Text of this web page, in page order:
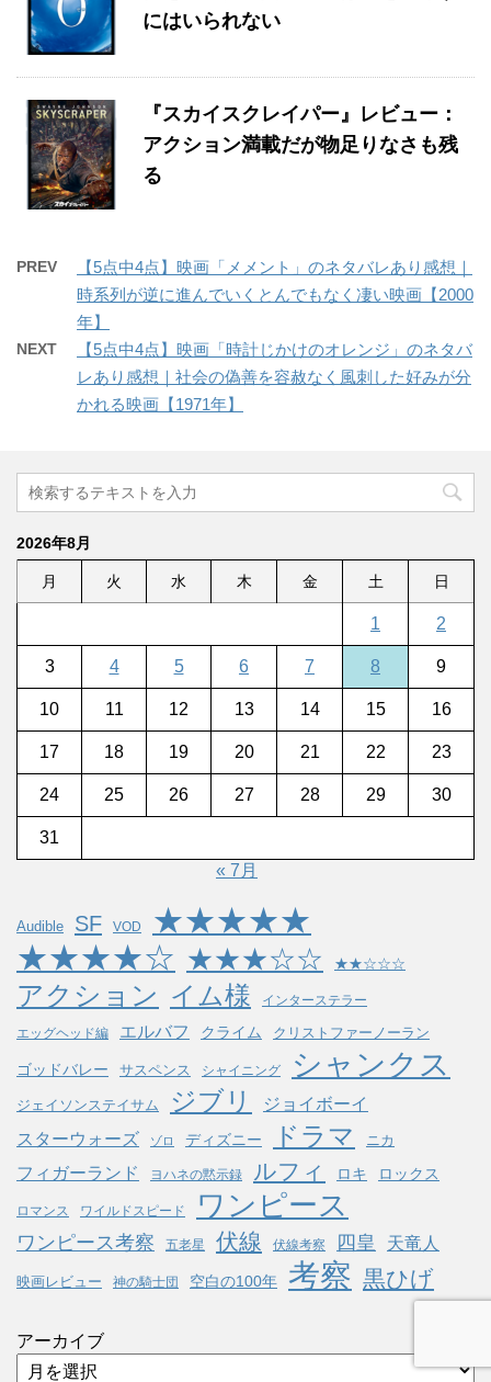
にはいられない
『スカイスクレイパー』レビュー：
アクション満載だが物足りなさも残
る
PREV
【5点中4点】映画「メメント」のネタバレあり感想｜
時系列が逆に進んでいくとんでもなく凄い映画【2000
年】
NEXT
【5点中4点】映画「時計じかけのオレンジ」のネタバ
レあり感想｜社会の偽善を容赦なく風刺した好みが分
かれる映画【1971年】
2026年8月
月 火 水 木 金 土 日
1 2
3 4 5 6 7 8 9
10 11 12 13 14 15 16
17 18 19 20 21 22 23
24 25 26 27 28 29 30
31
« 7月
Audible SF VOD ★★★★★
★★★★☆ ★★★☆☆ ★★☆☆☆
アクション イム様 インターステラー
エッグヘッド編 エルバフ クライム クリストファーノーラン
ゴッドバレー サスペンス シャイニング シャンクス
ジェイソンステイサム ジブリ ジョイボーイ
スターウォーズ ゾロ ディズニー ドラマ ニカ
フィガーランド ヨハネの黙示録 ルフィ ロキ ロックス
ロマンス ワイルドスピード ワンピース
ワンピース考察 五老星 伏線 伏線考察 四皇 天竜人
映画レビュー 神の騎士団 空白の100年 考察 黒ひげ
アーカイブ